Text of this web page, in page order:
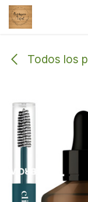
Ir al contenido
Todos los